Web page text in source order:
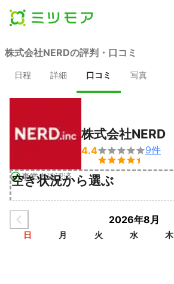
株式会社NERDの評判・口コミ
日程 詳細 口コミ 写真
事業者確認済
株式会社NERD
4.4

9件
空き状況から選ぶ
2026年8月
日 月 火 水 木